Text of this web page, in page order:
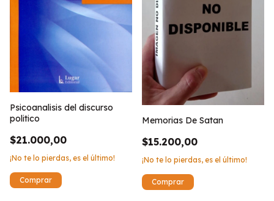
Psicoanalisis del discurso
politico
$21.000,00
¡No te lo pierdas, es el último!
Memorias De Satan
$15.200,00
¡No te lo pierdas, es el último!